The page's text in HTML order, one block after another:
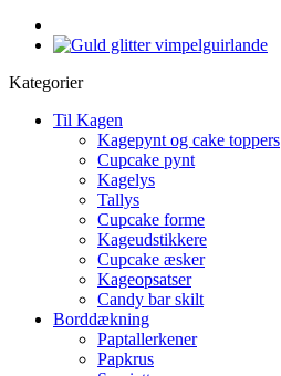
Kategorier
Til Kagen
Kagepynt og cake toppers
Cupcake pynt
Kagelys
Tallys
Cupcake forme
Kageudstikkere
Cupcake æsker
Kageopsatser
Candy bar skilt
Borddækning
Paptallerkener
Papkrus